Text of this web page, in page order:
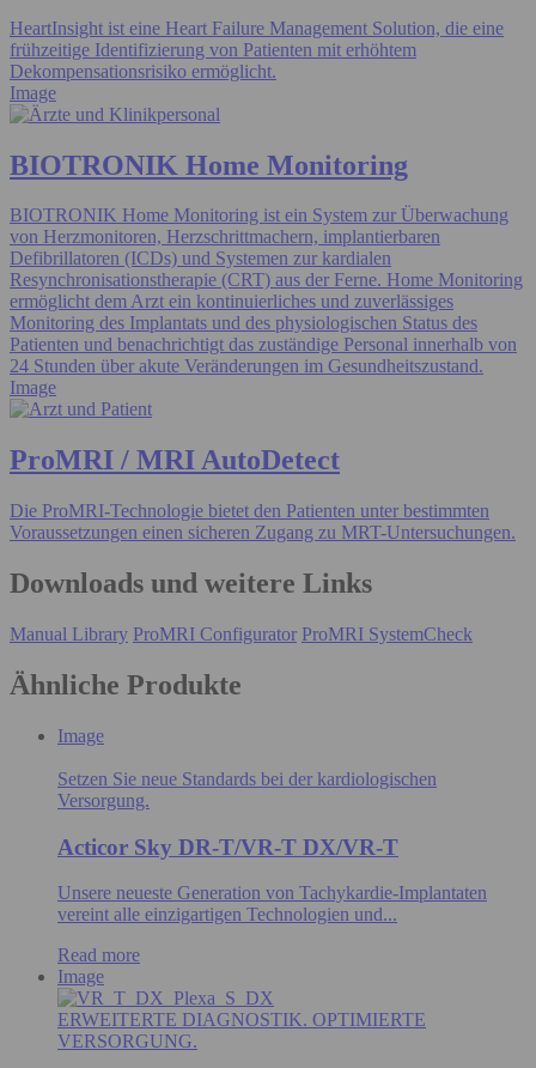
HeartInsight ist eine Heart Failure Management Solution, die eine
frühzeitige Identifizierung von Patienten mit erhöhtem
Dekompensationsrisiko ermöglicht.
Image
BIOTRONIK Home Monitoring
BIOTRONIK Home Monitoring ist ein System zur Überwachung
von Herzmonitoren, Herzschrittmachern, implantierbaren
Defibrillatoren (ICDs) und Systemen zur kardialen
Resynchronisationstherapie (CRT) aus der Ferne. Home Monitoring
ermöglicht dem Arzt ein kontinuierliches und zuverlässiges
Monitoring des Implantats und des physiologischen Status des
Patienten und benachrichtigt das zuständige Personal innerhalb von
24 Stunden über akute Veränderungen im Gesundheitszustand.
Image
ProMRI / MRI AutoDetect
Die ProMRI-Technologie bietet den Patienten unter bestimmten
Voraussetzungen einen sicheren Zugang zu MRT-Untersuchungen.
Downloads und weitere Links
Manual Library ProMRI Configurator ProMRI SystemCheck
Ähnliche Produkte
Image
Setzen Sie neue Standards bei der kardiologischen
Versorgung.
Acticor Sky DR-T/VR-T DX/VR-T
Unsere neueste Generation von Tachykardie-Implantaten
vereint alle einzigartigen Technologien und...
Read more
Image
ERWEITERTE DIAGNOSTIK. OPTIMIERTE
VERSORGUNG.